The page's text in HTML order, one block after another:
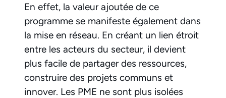
En effet, la valeur ajoutée de ce
programme se manifeste également dans
la mise en réseau. En créant un lien étroit
entre les acteurs du secteur, il devient
plus facile de partager des ressources,
construire des projets communs et
innover. Les PME ne sont plus isolées